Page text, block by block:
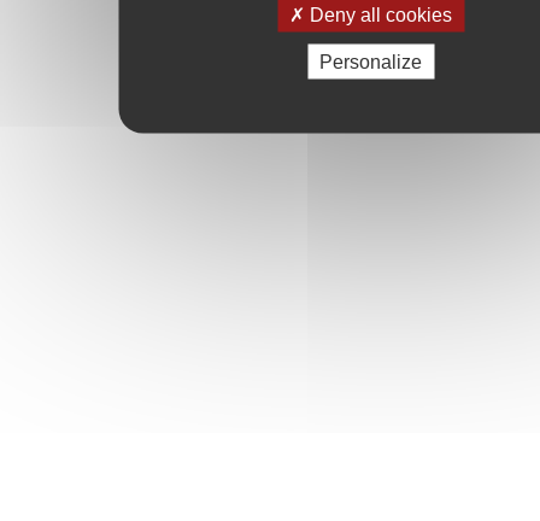
Deny all cookies
Personalize